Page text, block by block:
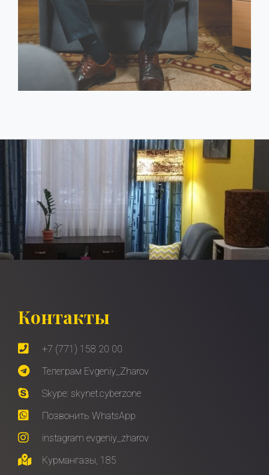
Контакты
+7 (771) 158 20 00
Телеграм Evgeniy_Zharov
Skype: skynet.cyberzone
Позвонить WhatsApp
instagram evgeniy_zharov
Курмангазы, 185